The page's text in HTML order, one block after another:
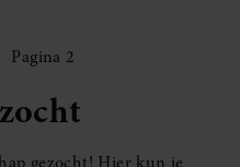
Pagina 2